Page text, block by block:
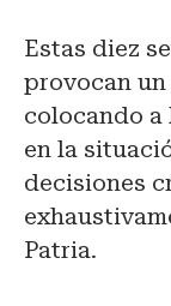
Estas diez
provocan
colocando a
en la
decisiones
Patria.